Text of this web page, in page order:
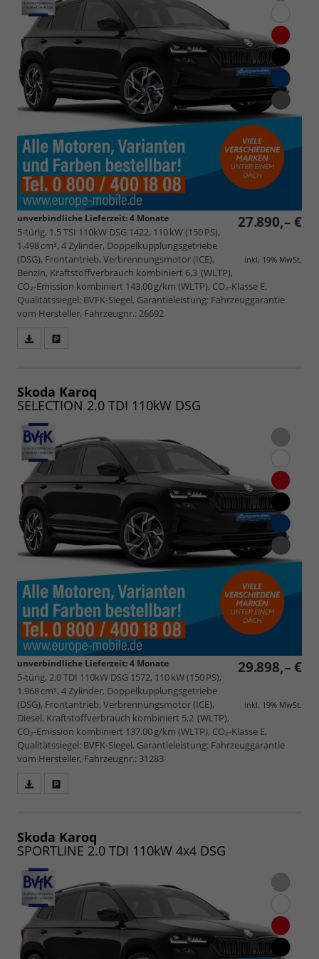
27.890,– €
inkl. 19% MwSt.
unverbindliche Lieferzeit:4 Monate
5-türig, 1.5 TSI 110kW DSG 1422, 110 kW (150 PS),
1.498 cm³, 4 Zylinder, Doppelkupplungsgetriebe
(DSG), Frontantrieb, Verbrennungsmotor (ICE),
Benzin, Kraftstoffverbrauch kombiniert 6,3 (WLTP),
CO₂-Emission kombiniert 143.00 g/km (WLTP), CO₂-Klasse E,
Qualitätssiegel: BVFK-Siegel, Garantieleistung: Fahrzeuggarantie
vom Hersteller, Fahrzeugnr.: 26692
speichern/drucken
Skoda Karoq
SELECTION 2.0 TDI 110kW DSG
29.898,– €
inkl. 19% MwSt.
unverbindliche Lieferzeit:4 Monate
5-türig, 2.0 TDI 110kW DSG 1572, 110 kW (150 PS),
1.968 cm³, 4 Zylinder, Doppelkupplungsgetriebe
(DSG), Frontantrieb, Verbrennungsmotor (ICE),
Diesel, Kraftstoffverbrauch kombiniert 5,2 (WLTP),
CO₂-Emission kombiniert 137.00 g/km (WLTP), CO₂-Klasse E,
Qualitätssiegel: BVFK-Siegel, Garantieleistung: Fahrzeuggarantie
vom Hersteller, Fahrzeugnr.: 31283
speichern/drucken
Skoda Karoq
SPORTLINE 2.0 TDI 110kW 4x4 DSG